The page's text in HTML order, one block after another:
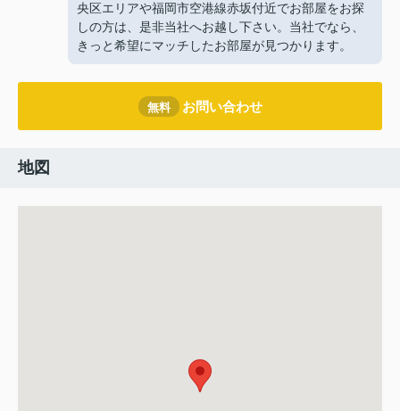
央区エリアや福岡市空港線赤坂付近でお部屋をお探
しの方は、是非当社へお越し下さい。当社でなら、
きっと希望にマッチしたお部屋が見つかります。
無料 お問い合わせ
地図